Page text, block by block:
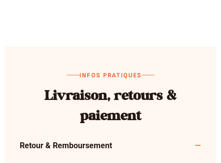
INFOS PRATIQUES
Livraison, retours &
paiement
Retour & Remboursement